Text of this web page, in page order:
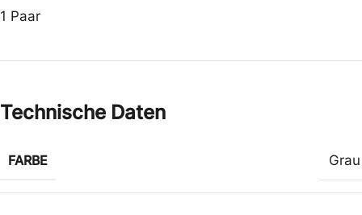
1 Paar
Technische Daten
FARBE Grau